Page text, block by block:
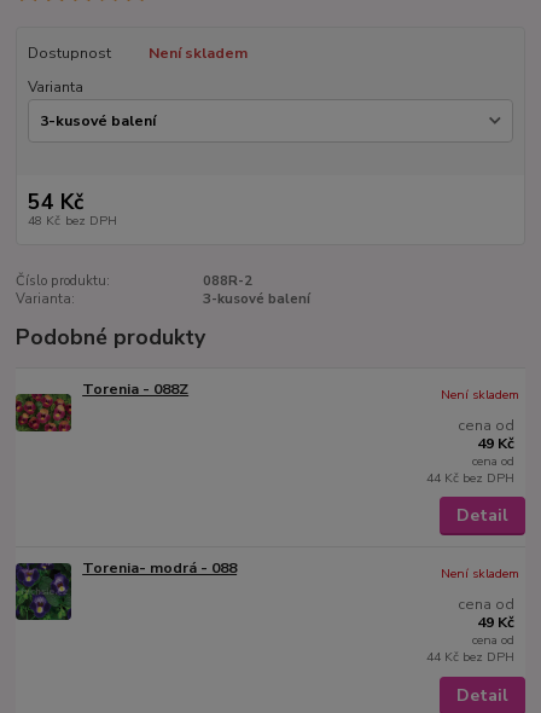
Dostupnost
Není skladem
Varianta
54 Kč
48 Kč bez DPH
Číslo produktu:
088R-2
Varianta:
3-kusové balení
Podobné produkty
Torenia - 088Z
cena od
49 Kč
cena od
44 Kč bez DPH
Není skladem
Detail
Torenia- modrá - 088
cena od
49 Kč
cena od
44 Kč bez DPH
Není skladem
Detail